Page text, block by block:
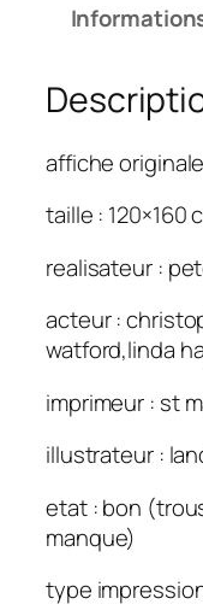
affiche
taille : 120×160
realisateur :
acteur :
watford,linda
imprimeur : st
illustrateur :
etat : bon
manque)
type